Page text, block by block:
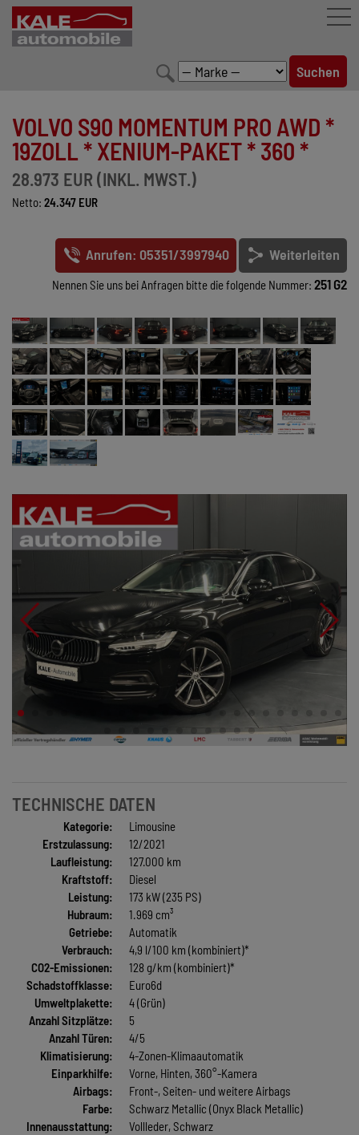
LEISTUNGEN
KONFIGURATOR
MARKENWELT
UNTERNEHMEN
KONTAKT
VOLVO S90 MOMENTUM PRO AWD *
19ZOLL * XENIUM-PAKET * 360 *
28.973 EUR (INKL. MWST.)
Netto: 24.347 EUR
Anrufen: 05351/3997940 Weiterleiten
Nennen Sie uns bei Anfragen bitte die folgende Nummer: 251 G2
TECHNISCHE DATEN
Kategorie:
Limousine
Erstzulassung:
12/2021
Laufleistung:
127.000 km
Kraftstoff:
Diesel
Leistung:
173 kW (235 PS)
Hubraum:
1.969 cm³
Getriebe:
Automatik
Verbrauch:
4,9 l/100 km (kombiniert)*
CO2-Emissionen:
128 g/km (kombiniert)*
Schadstoffklasse:
Euro6d
Umweltplakette:
4 (Grün)
Anzahl Sitzplätze:
5
Anzahl Türen:
4/5
Klimatisierung:
4-Zonen-Klimaautomatik
Einparkhilfe:
Vorne, Hinten, 360°-Kamera
Airbags:
Front-, Seiten- und weitere Airbags
Farbe:
Schwarz Metallic (Onyx Black Metallic)
Innenausstattung:
Vollleder, Schwarz